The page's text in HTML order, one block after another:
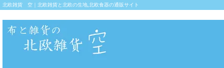
北欧雑貨 空｜北欧雑貨と北欧の生地,北欧食器の通販サイト